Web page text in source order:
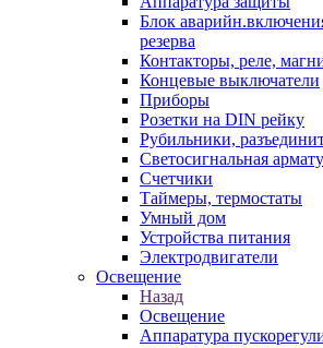
Блок
резерва
Контакторы, реле,
Концевые выключатели
Приборы
Розетки на DIN рейку
Рубильники,
Светосигнальная
Счетчики
Таймеры, термостаты
Умный дом
Устройства питания
Электродвигатели
Освещение
Назад
Освещение
Аппаратура